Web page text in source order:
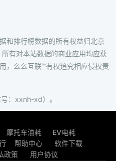
和排行榜数据的所有权益归北京
有对本站数据的商业应用均应获
，么么互联™有权追究相应侵权责
：xxnh-xd）。
摩托车油耗
EV电耗
帮助中心
软件下载
政策 用户协议